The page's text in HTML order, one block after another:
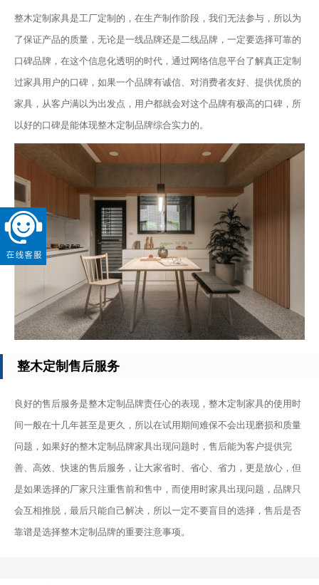
整木定制家具是工厂定制的，在生产制作阶段，我们无法参与，所以为
了保证产品的质量，无论是一线品牌还是二线品牌，一定要选择可靠的
口碑品牌，在这个信息化透明的时代，通过网络信息平台了解真正定制
过家具用户的口碑，如果一个品牌有诚信、对消费者友好、提供优质的
家具，从客户满以为出发点，用户都就会对这个品牌有极高的口碑，所
以好的口碑是能体现整木定制品牌综合实力的。
整木定制售后服务
良好的售后服务是整木定制品牌责任心的表现，整木定制家具的使用时
间一般在十几年甚至是更久，所以在试用期间难保不会出现磨损和质量
问题，如果好的整木定制品牌家具出现问题时，售后能为客户提供完
善、高效、快速的售后服务，让大家省时、省心、省力，更是放心，但
是如果选择的厂家只注重售前和售中，而使用时家具出现问题，品牌只
会互相推脱，最后只能自己解决，所以一定不要盲目的选择，售后是否
靠谱是选择整木定制品牌的重要注意事项。